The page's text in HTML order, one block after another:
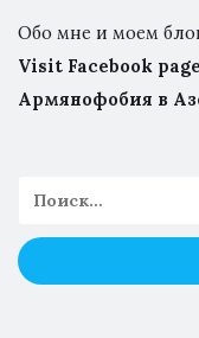
Обо мне и моем
Visit Facebook
Армянофобия в